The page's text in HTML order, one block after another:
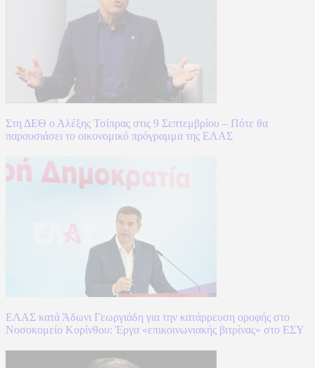
Στη ΔΕΘ ο Αλέξης Τσίπρας στις 9 Σεπτεμβρίου – Πότε θα
παρουσιάσει το οικονομικό πρόγραμμα της ΕΛΑΣ
ΕΛΑΣ κατά Άδωνι Γεωργιάδη για την κατάρρευση οροφής στο
Νοσοκομείο Κορίνθου: Έργα «επικοινωνιακής βιτρίνας» στο ΕΣΥ